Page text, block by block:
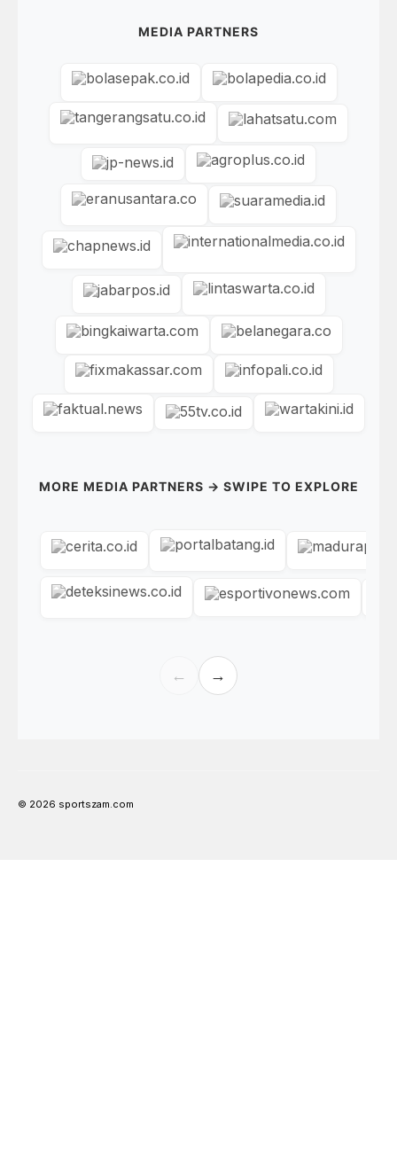
MEDIA PARTNERS
MORE MEDIA PARTNERS → SWIPE TO EXPLORE
← →
© 2026 sportszam.com